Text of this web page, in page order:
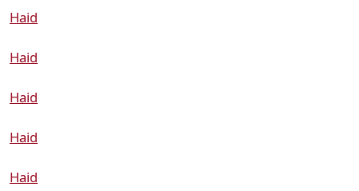
Haid
Haid
Haid
Haid
Haid